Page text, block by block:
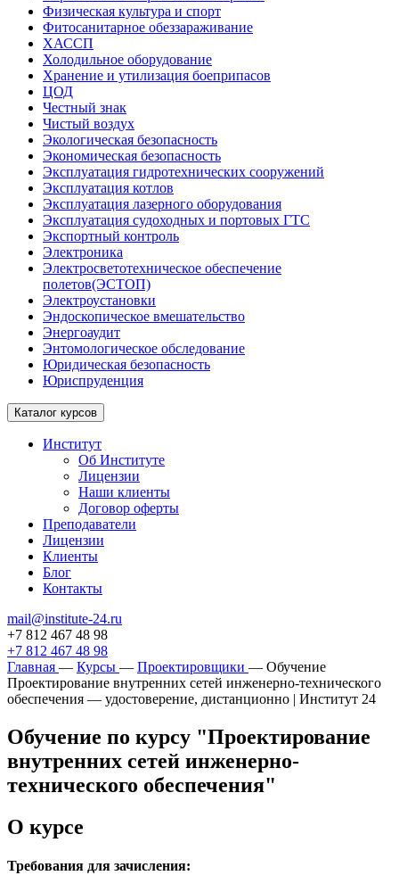
Физическая культура и спорт
Фитосанитарное обеззараживание
ХАССП
Холодильное оборудование
Хранение и утилизация боеприпасов
ЦОД
Честный знак
Чистый воздух
Экологическая безопасность
Экономическая безопасность
Эксплуатация гидротехнических сооружений
Эксплуатация котлов
Эксплуатация лазерного оборудования
Эксплуатация судоходных и портовых ГТС
Экспортный контроль
Электроника
Электросветотехническое обеспечение
полетов(ЭСТОП)
Электроустановки
Эндоскопическое вмешательство
Энергоаудит
Энтомологическое обследование
Юридическая безопасность
Юриспруденция
Каталог курсов
Институт
Об Институте
Лицензии
Наши клиенты
Договор оферты
Преподаватели
Лицензии
Клиенты
Блог
Контакты
mail@institute-24.ru
+7 812 467 48 98
+7 812 467 48 98
Главная — Курсы — Проектировщики — Обучение
Проектирование внутренних сетей инженерно-технического
обеспечения — удостоверение, дистанционно | Институт 24
Обучение по курсу "Проектирование
внутренних сетей инженерно-
технического обеспечения"
О курсе
Требования для зачисления: